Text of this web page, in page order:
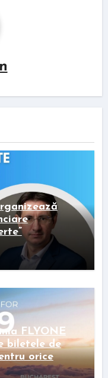
FLYONE
biletele de
orice